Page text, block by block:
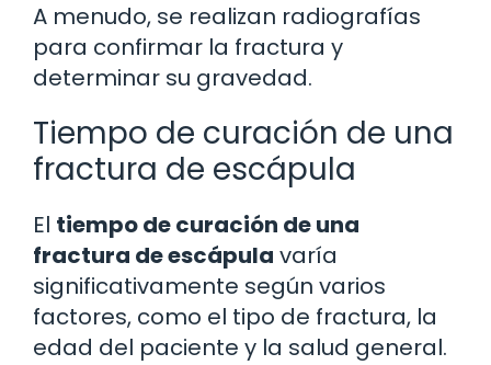
A menudo, se realizan radiografías
para confirmar la fractura y
determinar su gravedad.
Tiempo de curación de una
fractura de escápula
El tiempo de curación de una
fractura de escápula varía
significativamente según varios
factores, como el tipo de fractura, la
edad del paciente y la salud general.